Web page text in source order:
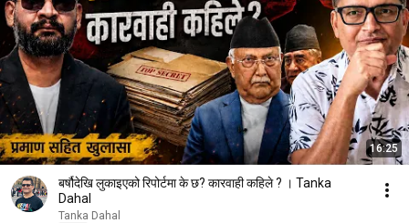
16:25
बर्षौदेखि लुकाइएको रिपोर्टमा के छ? कारवाही कहिले ? । Tanka
Dahal
Tanka Dahal